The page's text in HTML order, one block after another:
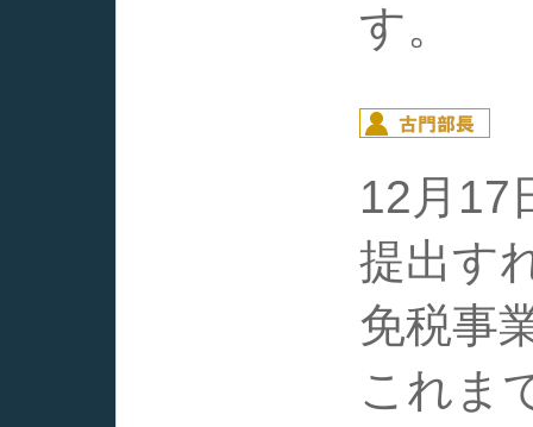
す。
12月17
提出す
免税事
これま